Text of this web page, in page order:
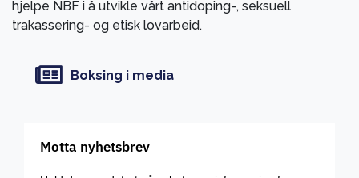
hjelpe NBF i å utvikle vårt antidoping-, seksuell
trakassering- og etisk lovarbeid.
Boksing i media
Motta nyhetsbrev